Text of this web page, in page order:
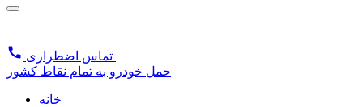
تماس اضطراری
حمل خودرو به تمام نقاط کشور
خانه